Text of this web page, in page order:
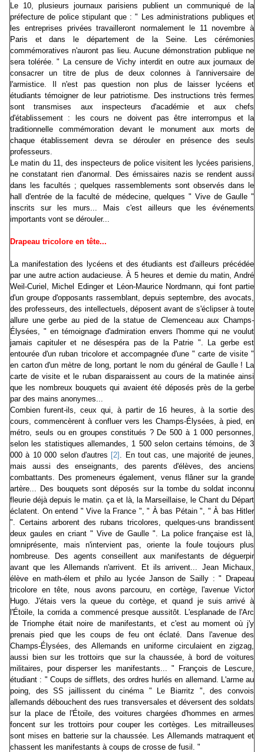
Le 10, plusieurs journaux parisiens publient un communiqué de la
préfecture de police stipulant que : " Les administrations publiques et
les entreprises privées travailleront normalement le 11 novembre à
Paris et dans le département de la Seine. Les cérémonies
commémoratives n'auront pas lieu. Aucune démonstration publique ne
sera tolérée. " La censure de Vichy interdit en outre aux journaux de
consacrer un titre de plus de deux colonnes à l'anniversaire de
l'armistice. Il n'est pas question non plus de laisser lycéens et
étudiants témoigner de leur patriotisme. Des instructions très fermes
sont transmises aux inspecteurs d'académie et aux chefs
d'établissement : les cours ne doivent pas être interrompus et la
traditionnelle commémoration devant le monument aux morts de
chaque établissement devra se dérouler en présence des seuls
professeurs.
Le matin du 11, des inspecteurs de police visitent les lycées parisiens,
ne constatant rien d'anormal. Des émissaires nazis se rendent aussi
dans les facultés ; quelques rassemblements sont observés dans le
hall d'entrée de la faculté de médecine, quelques " Vive de Gaulle "
inscrits sur les murs... Mais c'est ailleurs que les événements
importants vont se dérouler...
Drapeau tricolore en tête...
La manifestation des lycéens et des étudiants est d'ailleurs précédée
par une autre action audacieuse. À 5 heures et demie du matin, André
Weil-Curiel, Michel Edinger et Léon-Maurice Nordmann, qui font partie
d'un groupe d'opposants rassemblant, depuis septembre, des avocats,
des professeurs, des intellectuels, déposent avant de s'éclipser à toute
allure une gerbe au pied de la statue de Clemenceau aux Champs-
Élysées, " en témoignage d'admiration envers l'homme qui ne voulut
jamais capituler et ne désespéra pas de la Patrie ". La gerbe est
entourée d'un ruban tricolore et accompagnée d'une " carte de visite "
en carton d'un mètre de long, portant le nom du général de Gaulle ! La
carte de visite et le ruban disparaissent au cours de la matinée ainsi
que les nombreux bouquets qui avaient été déposés près de la gerbe
par des mains anonymes...
Combien furent-ils, ceux qui, à partir de 16 heures, à la sortie des
cours, commencèrent à confluer vers les Champs-Élysées, à pied, en
métro, seuls ou en groupes constitués ? De 500 à 1 000 personnes,
selon les statistiques allemandes, 1 500 selon certains témoins, de 3
000 à 10 000 selon d'autres [2] . En tout cas, une majorité de jeunes,
mais aussi des enseignants, des parents d'élèves, des anciens
combattants. Des promeneurs également, venus flâner sur la grande
artère... Des bouquets sont déposés sur la tombe du soldat inconnu
fleurie déjà depuis le matin. ça et là, la Marseillaise, le Chant du Départ
éclatent. On entend " Vive la France ", " À bas Pétain ", " À bas Hitler
". Certains arborent des rubans tricolores, quelques-uns brandissent
deux gaules en criant " Vive de Gaulle ". La police française est là,
omniprésente, mais n'intervient pas, oriente la foule toujours plus
nombreuse. Des agents conseillent aux manifestants de déguerpir
avant que les Allemands n'arrivent. Et ils arrivent... Jean Michaux,
élève en math-élem et philo au lycée Janson de Sailly : " Drapeau
tricolore en tête, nous avons parcouru, en cortège, l'avenue Victor
Hugo. J'étais vers la queue du cortège, et quand je suis arrivé à
l'Étoile, la corrida a commencé presque aussitôt. L'esplanade de l'Arc
de Triomphe était noire de manifestants, et c'est au moment où j'y
prenais pied que les coups de feu ont éclaté. Dans l'avenue des
Champs-Élysées, des Allemands en uniforme circulaient en zigzag,
aussi bien sur les trottoirs que sur la chaussée, à bord de voitures
militaires, pour disperser les manifestants... " François de Lescure,
étudiant : " Coups de sifflets, des ordres hurlés en allemand. L'arme au
poing, des SS jaillissent du cinéma " Le Biarritz ", des convois
allemands débouchent des rues transversales et déversent des soldats
sur la place de l'Étoile, des voitures chargées d'hommes en armes
foncent sur les trottoirs pour couper les cortèges. Les mitrailleuses
sont mises en batterie sur la chaussée. Les Allemands matraquent et
chassent les manifestants à coups de crosse de fusil. "